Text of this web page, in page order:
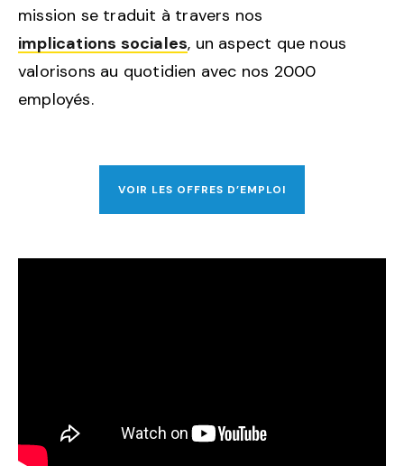
mission se traduit à travers nos
implications sociales, un aspect que nous
valorisons au quotidien avec nos 2000
employés.
VOIR LES OFFRES D’EMPLOI